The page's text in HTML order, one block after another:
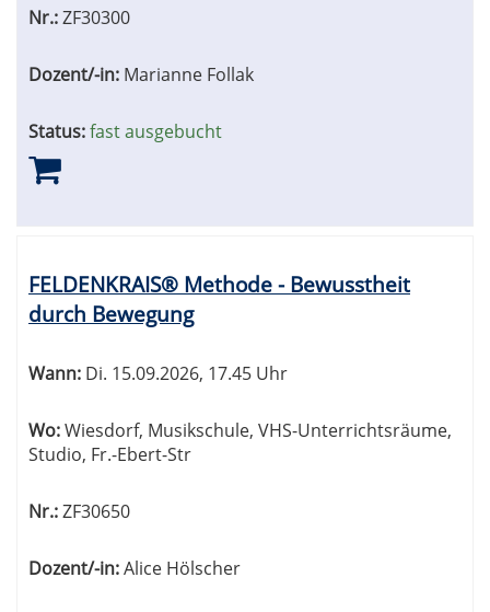
Nr.:ZF30300
Dozent/-in: Marianne Follak
Status:fast ausgebucht
FELDENKRAIS® Methode - Bewusstheit
durch Bewegung
Wann: Di. 15.09.2026, 17.45 Uhr
Wo:Wiesdorf, Musikschule, VHS-Unterrichtsräume,
Studio, Fr.-Ebert-Str
Nr.:ZF30650
Dozent/-in:Alice Hölscher